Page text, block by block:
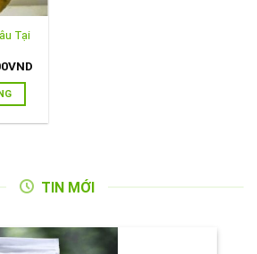
Tại
VND
TIN MỚI